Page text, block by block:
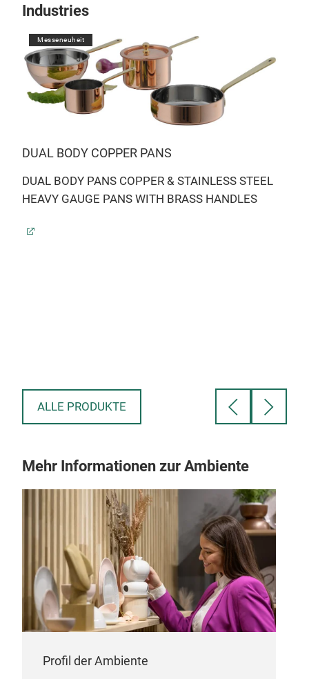
Industries
Messeneuheit
DUAL BODY COPPER PANS
DUAL BODY PANS COPPER & STAINLESS STEEL
HEAVY GAUGE PANS WITH BRASS HANDLES
ALLE PRODUKTE
Mehr Informationen zur Ambiente
Profil der Ambiente